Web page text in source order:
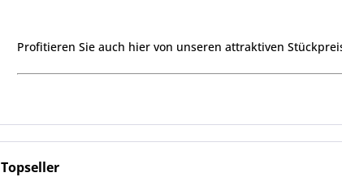
Profitieren Sie auch hier von unseren attraktiven
Topseller